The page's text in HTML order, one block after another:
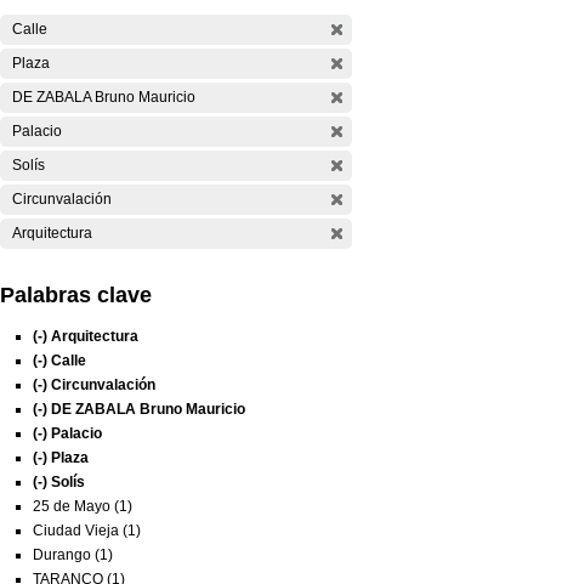
Calle
Plaza
DE ZABALA Bruno Mauricio
Palacio
Solís
Circunvalación
Arquitectura
Palabras clave
(-) Arquitectura
(-) Calle
(-) Circunvalación
(-) DE ZABALA Bruno Mauricio
(-) Palacio
(-) Plaza
(-) Solís
25 de Mayo (1)
Ciudad Vieja (1)
Durango (1)
TARANCO (1)